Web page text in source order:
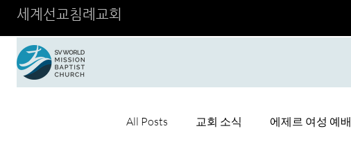
세계선교침례교회
All Posts 교회 소식 에제르 여성 예배